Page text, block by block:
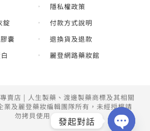
錠
囊
隱私權政策
付款方式說明
退換貨及退款
麗登網路藥妝館
賣店 | 人生製藥、渡邊製藥商標及其相關
業及麗登藥妝編輯團隊所有，未經授權請
勿拷貝使用。
發起對話